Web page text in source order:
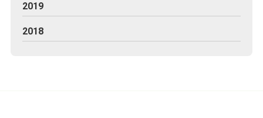
2019
2018